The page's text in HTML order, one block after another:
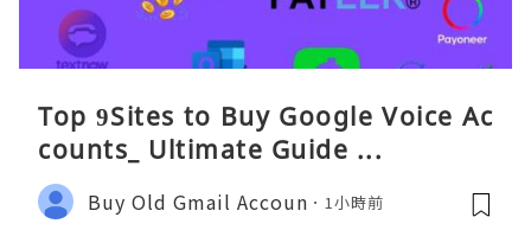
Top 9Sites to Buy Google Voice Ac
counts_ Ultimate Guide ...
Buy Old Gmail Accoun 1小時前